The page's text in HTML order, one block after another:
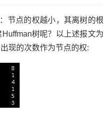
节点的权越小，其离树的根
树呢？以上述报文为
现的次数作为节点的权: